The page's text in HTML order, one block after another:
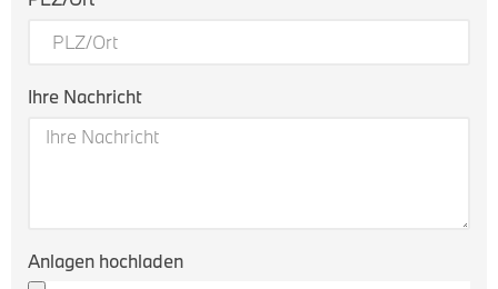
Ihre Nachricht
Anlagen hochladen